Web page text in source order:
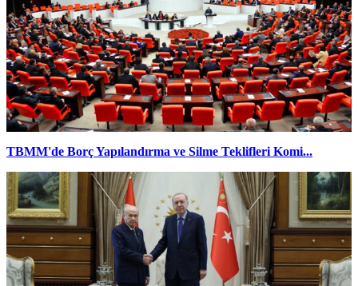
TBMM'de Borç Yapılandırma ve Silme Teklifleri Komi...